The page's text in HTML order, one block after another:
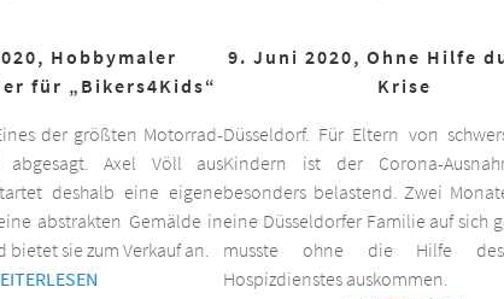
Hobbymaler
für „Bikers4Kids“
der größten Motorrad-
abgesagt. Axel Völl aus
deshalb eine eigene
abstrakten Gemälde in
bietet sie zum Verkauf an.
9. Juni 2020, Ohne Hilfe
Krise
Düsseldorf. Für Eltern von
Kindern ist der Corona-
besonders belastend. Zwei
eine Düsseldorfer Familie auf sich
musste ohne die Hilfe
Hospizdienstes auskommen.